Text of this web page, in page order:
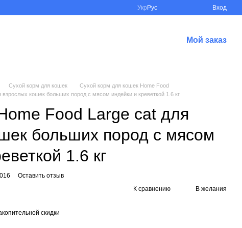
Укр Рус Вход
Мой заказ
Сухой корм для кошек
Сухой корм для кошек Home Food
кошек больших пород с мясом индейки и креветкой 1.6 кг
Food Large cat для
больших пород с мясом
1.6 кг
Оставить отзыв
К сравнению В желания
скидки